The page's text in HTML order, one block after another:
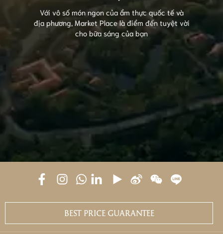
Với vô số món ngon của ẩm thực quốc tế và
địa phương, Market Place là điểm đến tuyệt vời
cho bữa sáng của bạn
BEST PRICE GUARANTEE